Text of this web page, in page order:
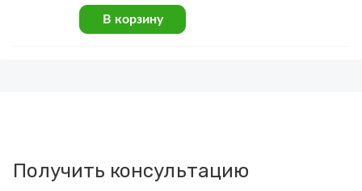
В корзину
Получить консультацию